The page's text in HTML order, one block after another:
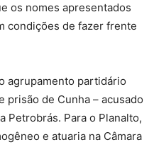
os nomes apresentados
condições de fazer frente
agrupamento partidário
prisão de Cunha – acusado
Petrobrás. Para o Planalto,
e atuaria na Câmara